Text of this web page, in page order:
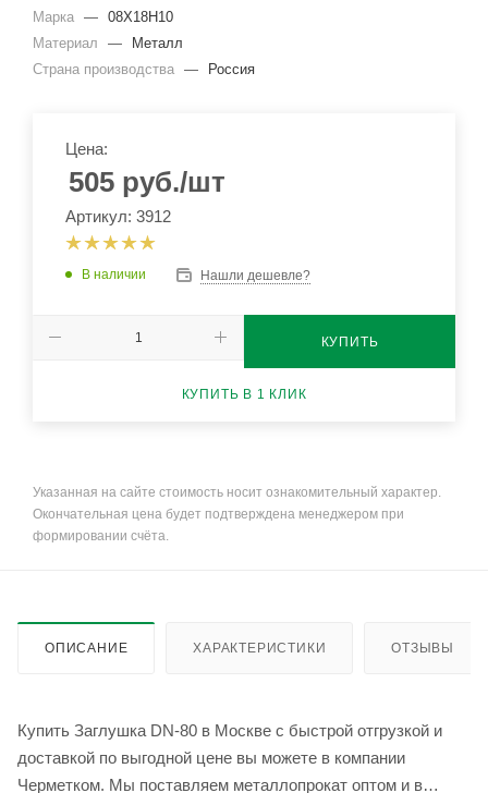
Марка — 08Х18Н10
Материал
—
Металл
Страна производства — Россия
Цена:
505 руб./шт
Артикул: 3912
В наличии Нашли дешевле?
КУПИТЬ
КУПИТЬ В 1 КЛИК
Указанная на сайте стоимость носит ознакомительный характер.
Окончательная цена будет подтверждена менеджером при
формировании счёта.
ОПИСАНИЕ ХАРАКТЕРИСТИКИ ОТЗЫВЫ
Купить Заглушка DN-80 в Москве с быстрой отгрузкой и
доставкой по выгодной цене вы можете в компании
Черметком. Мы поставляем металлопрокат оптом и в